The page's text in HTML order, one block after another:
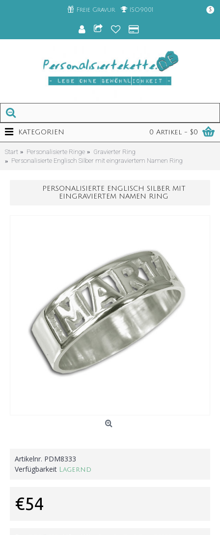
Freie Gravur ISO9001 $
0 Artikel - $0
KATEGORIEN
Start Personalisierte Ringe
Gravierter Ring
Personalisierte Englisch Silber mit eingraviertem Namen Ring
PERSONALISIERTE ENGLISCH SILBER MIT
EINGRAVIERTEM NAMEN RING
Artikelnr. PDM8333
Verfügbarkeit Lagernd
€54